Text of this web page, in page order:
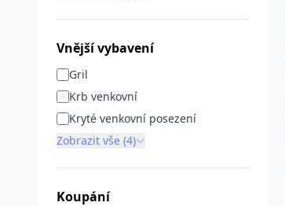
Vnější vybavení
Gril
Krb venkovní
Kryté venkovní posezení
Zobrazit vše (4)
Koupání